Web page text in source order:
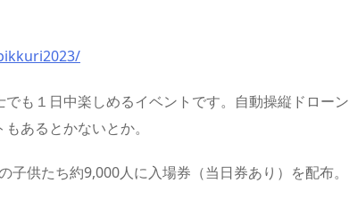
も１日中楽しめるイベントです。自動操縦ドローン
あるとかないとか。
供たち約9,000人に入場券（当日券あり）を配布。